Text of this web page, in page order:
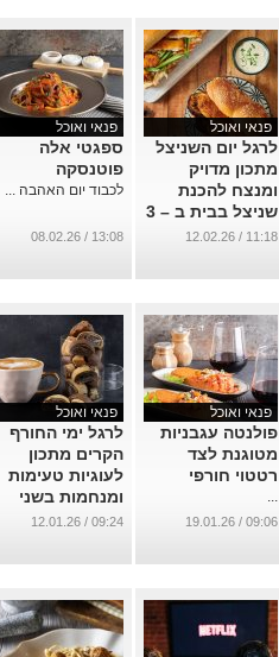
פנאי ואוכל
לרגל יום השניצל
מתכון מדויק
ומנצח להכנת
שניצל בבית ב – 3
אופציות הגשה
...
11:18 / 12.02.26
פנאי ואוכל
ספגטי אלה
פוטנסקה
לכבוד יום האהבה ...
13:08 / 08.02.26
פנאי ואוכל
פולנטה עגבניות
מטוגנת לצד
רטטוי חורפי
...
09:06 / 19.01.26
פנאי ואוכל
לרגל ימי החורף
הקרים מתכון
לעוגיות טעימות
ומנחמות בשני
צבעים: מגולגלות
...
09:24 / 12.01.26